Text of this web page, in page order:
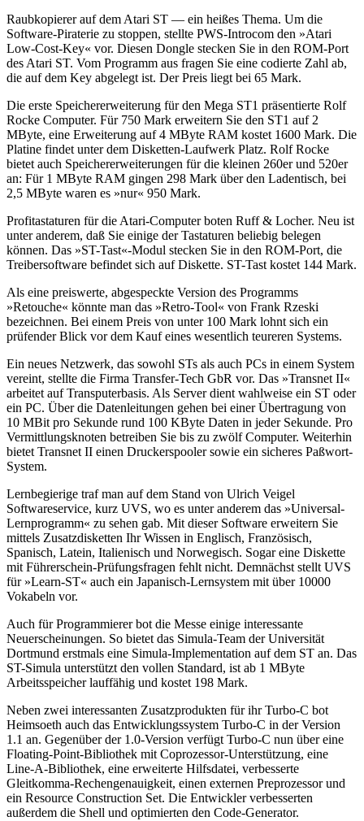
Raubkopierer auf dem Atari ST — ein heißes Thema. Um die
Software-Piraterie zu stoppen, stellte PWS-Introcom den »Atari
Low-Cost-Key« vor. Diesen Dongle stecken Sie in den ROM-Port
des Atari ST. Vom Programm aus fragen Sie eine codierte Zahl ab,
die auf dem Key abgelegt ist. Der Preis liegt bei 65 Mark.
Die erste Speichererweiterung für den Mega ST1 präsentierte Rolf
Rocke Computer. Für 750 Mark erweitern Sie den ST1 auf 2
MByte, eine Erweiterung auf 4 MByte RAM kostet 1600 Mark. Die
Platine findet unter dem Disketten-Laufwerk Platz. Rolf Rocke
bietet auch Speichererweiterungen für die kleinen 260er und 520er
an: Für 1 MByte RAM gingen 298 Mark über den Ladentisch, bei
2,5 MByte waren es »nur« 950 Mark.
Profitastaturen für die Atari-Computer boten Ruff & Locher. Neu ist
unter anderem, daß Sie einige der Tastaturen beliebig belegen
können. Das »ST-Tast«-Modul stecken Sie in den ROM-Port, die
Treibersoftware befindet sich auf Diskette. ST-Tast kostet 144 Mark.
Als eine preiswerte, abgespeckte Version des Programms
»Retouche« könnte man das »Retro-Tool« von Frank Rzeski
bezeichnen. Bei einem Preis von unter 100 Mark lohnt sich ein
prüfender Blick vor dem Kauf eines wesentlich teureren Systems.
Ein neues Netzwerk, das sowohl STs als auch PCs in einem System
vereint, stellte die Firma Transfer-Tech GbR vor. Das »Transnet II«
arbeitet auf Transputerbasis. Als Server dient wahlweise ein ST oder
ein PC. Über die Datenleitungen gehen bei einer Übertragung von
10 MBit pro Sekunde rund 100 KByte Daten in jeder Sekunde. Pro
Vermittlungsknoten betreiben Sie bis zu zwölf Computer. Weiterhin
bietet Transnet II einen Druckerspooler sowie ein sicheres Paßwort-
System.
Lernbegierige traf man auf dem Stand von Ulrich Veigel
Softwareservice, kurz UVS, wo es unter anderem das »Universal-
Lernprogramm« zu sehen gab. Mit dieser Software erweitern Sie
mittels Zusatzdisketten Ihr Wissen in Englisch, Französisch,
Spanisch, Latein, Italienisch und Norwegisch. Sogar eine Diskette
mit Führerschein-Prüfungsfragen fehlt nicht. Demnächst stellt UVS
für »Learn-ST« auch ein Japanisch-Lernsystem mit über 10000
Vokabeln vor.
Auch für Programmierer bot die Messe einige interessante
Neuerscheinungen. So bietet das Simula-Team der Universität
Dortmund erstmals eine Simula-Implementation auf dem ST an. Das
ST-Simula unterstützt den vollen Standard, ist ab 1 MByte
Arbeitsspeicher lauffähig und kostet 198 Mark.
Neben zwei interessanten Zusatzprodukten für ihr Turbo-C bot
Heimsoeth auch das Entwicklungssystem Turbo-C in der Version
1.1 an. Gegenüber der 1.0-Version verfügt Turbo-C nun über eine
Floating-Point-Bibliothek mit Coprozessor-Unterstützung, eine
Line-A-Bibliothek, eine erweiterte Hilfsdatei, verbesserte
Gleitkomma-Rechengenauigkeit, einen externen Preprozessor und
ein Resource Construction Set. Die Entwickler verbesserten
außerdem die Shell und optimierten den Code-Generator.